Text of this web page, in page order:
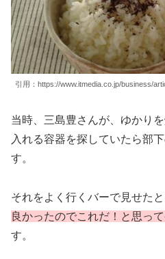
引用：https://www.itmedia.co.jp/business/
当時、三島豊さんが、ゆかり
入れる容器を探していたら部
す。
それをよく行くバーで見せたと
良かったのでこれだ！と思っ
す。